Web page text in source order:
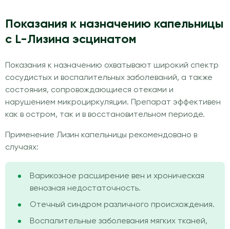
Показания к назначению капельницы
с L-Лизина эсцинатом
Показания к назначению охватывают широкий спектр
сосудистых и воспалительных заболеваний, а также
состояния, сопровождающиеся отеками и
нарушением микроциркуляции. Препарат эффективен
как в остром, так и в восстановительном периоде.
Применение Лизин капельницы рекомендовано в
случаях:
Варикозное расширение вен и хроническая
венозная недостаточность.
Отечный синдром различного происхождения.
Воспалительные заболевания мягких тканей,